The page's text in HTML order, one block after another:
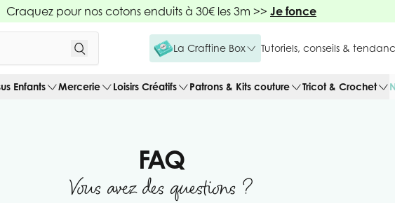
Craquez pour nos cotons enduits à 30€ les 3m >> Je fonce
La Craftine Box Tutoriels, conseils &
Enfants Mercerie Loisirs Créatifs Patrons & Kits couture Tricot & Crochet
FAQ
Vous avez des questions ?